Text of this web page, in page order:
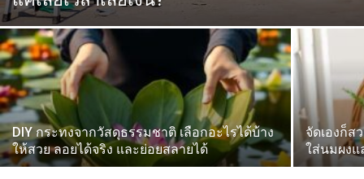
DIY กระทงจากวัสดุธรรมชาติ เลือกอะไรได้บ้าง
ให้สวย ลอยได้จริง และย่อยสลายได้
จัดเองก็ส
ใส่นมผง